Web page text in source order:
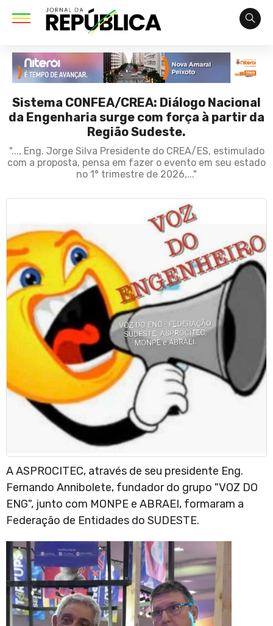
Sistema CONFEA/CREA: Diálogo Nacional
da Engenharia surge com força à partir da
Região Sudeste.
"..., Eng. Jorge Silva Presidente do CREA/ES, estimulado
com a proposta, pensa em fazer o evento em seu estado
no 1° trimestre de 2026,..."
A ASPROCITEC, através de seu presidente Eng.
Fernando Annibolete, fundador do grupo "VOZ DO
ENG", junto com MONPE e ABRAEI, formaram a
Federação de Entidades do SUDESTE.